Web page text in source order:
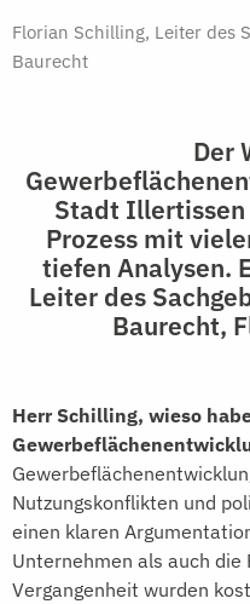
Florian Schilling, Leiter des
Baurecht
Der
Stadt
Prozess mit
tiefen Analysen.
Leiter des
Baurecht,
Herr Schilling, wieso
Nutzungskonflikten und
einen klaren
Unternehmen als auch
Vergangenheit wurden